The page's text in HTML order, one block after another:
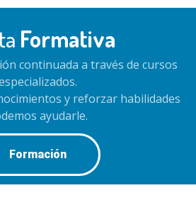
Formativa
continuada a través de cursos
y reforzar habilidades
ayudarle.
Formación